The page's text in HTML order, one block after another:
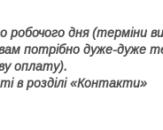
робочого дня (терміни
потрібно дуже-дуже
оплату).
в розділі «Контакти»